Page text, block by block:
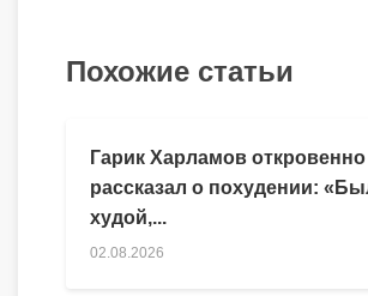
Похожие статьи
Гарик Харламов откровенно
рассказал о похудении:
худой,...
02.08.2026